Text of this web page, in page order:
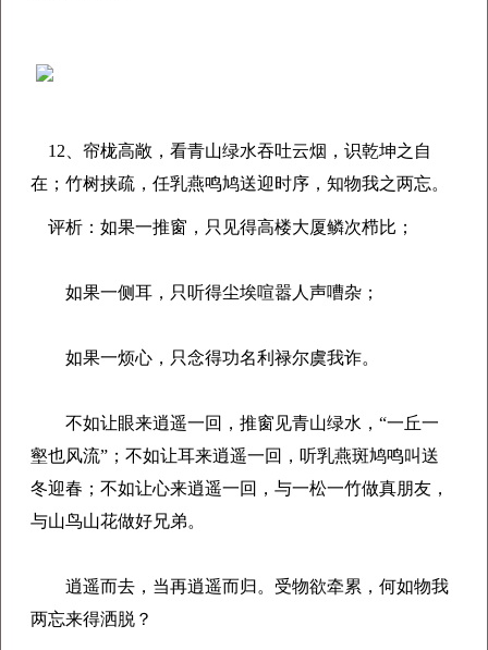
12、帘栊高敞，看青山绿水吞吐云烟，识乾坤之自
在；竹树挟疏，任乳燕鸣鸠送迎时序，知物我之两忘。
评析：如果一推窗，只见得高楼大厦鳞次栉比；
如果一侧耳，只听得尘埃喧嚣人声嘈杂；
如果一烦心，只念得功名利禄尔虞我诈。
不如让眼来逍遥一回，推窗见青山绿水，“一丘一
壑也风流”；不如让耳来逍遥一回，听乳燕斑鸠鸣叫送
冬迎春；不如让心来逍遥一回，与一松一竹做真朋友，
与山鸟山花做好兄弟。
逍遥而去，当再逍遥而归。受物欲牵累，何如物我
两忘来得洒脱？